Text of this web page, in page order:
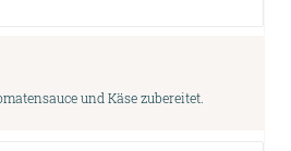
und Käse zubereitet.